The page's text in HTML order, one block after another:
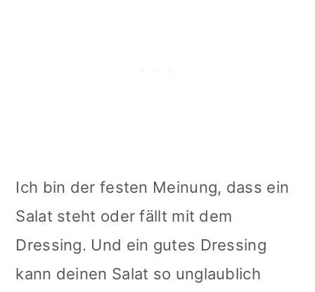
Ich bin der festen Meinung, dass ein
Salat steht oder fällt mit dem
Dressing. Und ein gutes Dressing
kann deinen Salat so unglaublich